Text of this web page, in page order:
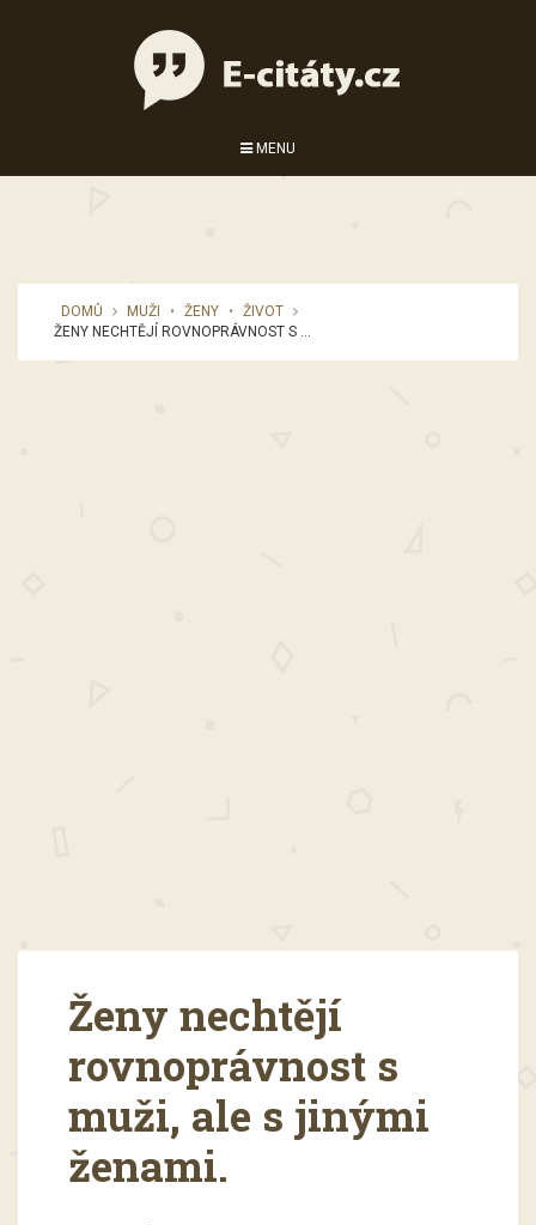
MENU
DOMŮ MUŽI • ŽENY •
ŽIVOT
ŽENY NECHTĚJÍ ROVNOPRÁVNOST S ...
Ženy nechtějí
rovnoprávnost s
muži, ale s jinými
ženami.